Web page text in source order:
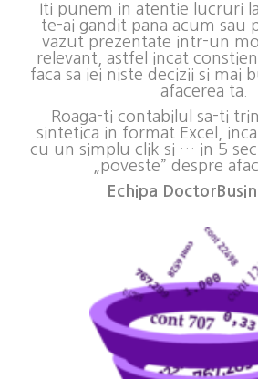
Iti punem in atentie lucruri
te-ai gandit pana acum sau
vazut prezentate intr-un
relevant, astfel incat
faca sa iei niste decizii si mai
afacerea ta.
Roaga-ti contabilul sa-ti
sintetica in format Excel, i
cu un simplu clik si … in 5
„poveste” despre
Echipa